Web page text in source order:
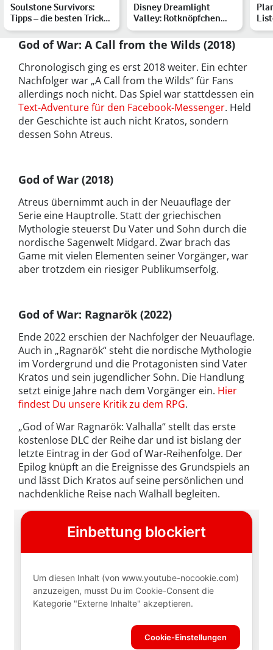
Soulstone Survivors:
Tipps – die besten Tricks
für Deine Runs
Disney Dreamlight
Valley: Rotknöpfchen
finden & Goofy-Quest
beend…
God of War: A Call from the Wilds (2018)
Chronologisch ging es erst 2018 weiter. Ein echter
Nachfolger war „A Call from the Wilds“ für Fans
allerdings noch nicht. Das Spiel war stattdessen ein
Text-Adventure für den Facebook-Messenger. Held
der Geschichte ist auch nicht Kratos, sondern
dessen Sohn Atreus.
God of War (2018)
Atreus übernimmt auch in der Neuauflage der
Serie eine Hauptrolle. Statt der griechischen
Mythologie steuerst Du Vater und Sohn durch die
nordische Sagenwelt Midgard. Zwar brach das
Game mit vielen Elementen seiner Vorgänger, war
aber trotzdem ein riesiger Publikumserfolg.
God of War: Ragnarök (2022)
Ende 2022 erschien der Nachfolger der Neuauflage.
Auch in „Ragnarök“ steht die nordische Mythologie
im Vordergrund und die Protagonisten sind Vater
Kratos und sein jugendlicher Sohn. Die Handlung
setzt einige Jahre nach dem Vorgänger ein. Hier
findest Du unsere Kritik zu dem RPG.
„God of War Ragnarök: Valhalla“ stellt das erste
kostenlose DLC der Reihe dar und ist bislang der
letzte Eintrag in der God of War-Reihenfolge. Der
Epilog knüpft an die Ereignisse des Grundspiels an
und lässt Dich Kratos auf seine persönlichen und
nachdenkliche Reise nach Walhall begleiten.